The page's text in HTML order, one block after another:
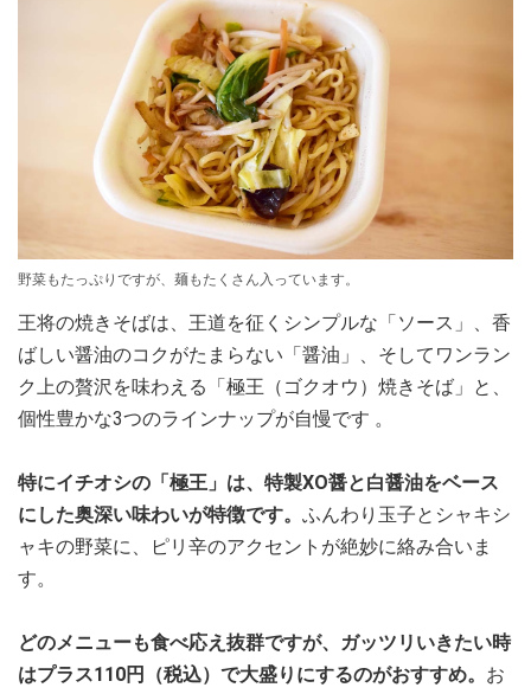
野菜もたっぷりですが、麺もたくさん入っています。
王将の焼きそばは、王道を征くシンプルな「ソース」、香
ばしい醤油のコクがたまらない「醤油」、そしてワンラン
ク上の贅沢を味わえる「極王（ゴクオウ）焼きそば」と、
個性豊かな3つのラインナップが自慢です 。
特にイチオシの「極王」は、特製XO醤と白醤油をベース
にした奥深い味わいが特徴です。 ふんわり玉子とシャキシ
ャキの野菜に、ピリ辛のアクセントが絶妙に絡み合いま
す。
どのメニューも食べ応え抜群ですが、ガッツリいきたい時
はプラス110円（税込）で大盛りにするのがおすすめ。 お